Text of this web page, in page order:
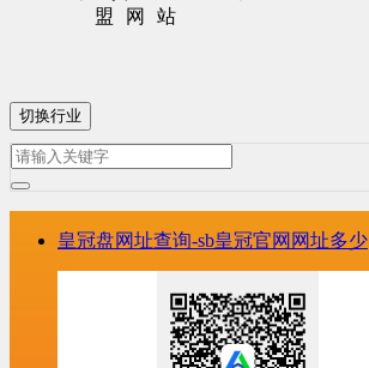
盟网站
切换行业
皇冠盘网址查询-sb皇冠官网网址多少